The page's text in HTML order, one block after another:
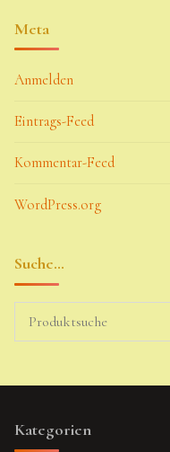
Meta
Anmelden
Eintrags-Feed
Kommentar-Feed
WordPress.org
Suche…
Kategorien